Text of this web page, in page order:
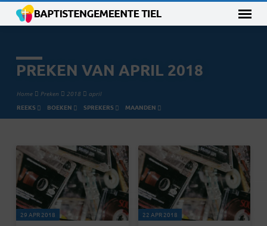
PREKEN VAN APRIL 2018
Home Preken 2018 april
REEKS BOEKEN SPREKERS MAANDEN
PREKEN
VAN
APRIL
2018
29 APR 2018 22 APR 2018